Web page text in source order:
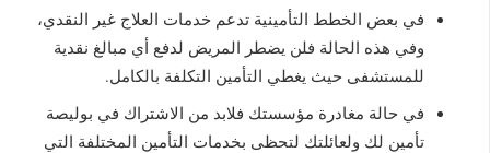
في بعض الخطط التأمينية تدعم خدمات العلاج غير النقدي،
وفي هذه الحالة فلن يضطر المريض لدفع أي مبالغ نقدية
للمستشفى حيث يغطي التأمين التكلفة بالكامل.
في حالة مغادرة مؤسستك فلابد من الاشتراك في بوليصة
تأمين لك ولعائلتك لتحظى بخدمات التأمين المختلفة التي